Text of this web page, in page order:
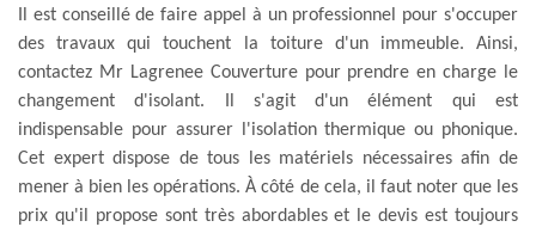
Il est conseillé de faire appel à un professionnel pour s'occuper
des travaux qui touchent la toiture d'un immeuble. Ainsi,
contactez Mr Lagrenee Couverture pour prendre en charge le
changement d'isolant. Il s'agit d'un élément qui est
indispensable pour assurer l'isolation thermique ou phonique.
Cet expert dispose de tous les matériels nécessaires afin de
mener à bien les opérations. À côté de cela, il faut noter que les
prix qu'il propose sont très abordables et le devis est toujours